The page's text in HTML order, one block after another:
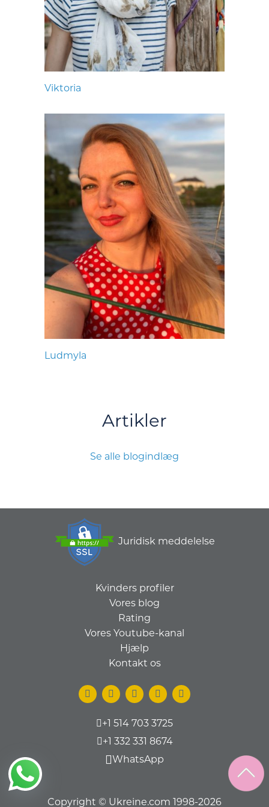
Viktoria
Ludmyla
Artikler
Se alle blogindlæg
Juridisk meddelelse
Kvinders profiler
Vores blog
Rating
Vores Youtube-kanal
Hjælp
Kontakt os
+1 514 703 3725
+1 332 331 8674
WhatsApp
Copyright © Ukreine.com 1998-2026